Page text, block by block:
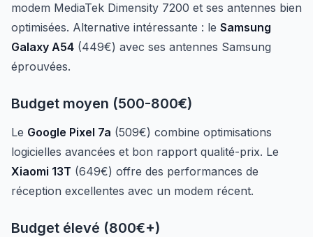
modem MediaTek Dimensity 7200 et ses antennes bien
optimisées. Alternative intéressante : le Samsung
Galaxy A54 (449€) avec ses antennes Samsung
éprouvées.
Budget moyen (500-800€)
Le Google Pixel 7a (509€) combine optimisations
logicielles avancées et bon rapport qualité-prix. Le
Xiaomi 13T (649€) offre des performances de
réception excellentes avec un modem récent.
Budget élevé (800€+)